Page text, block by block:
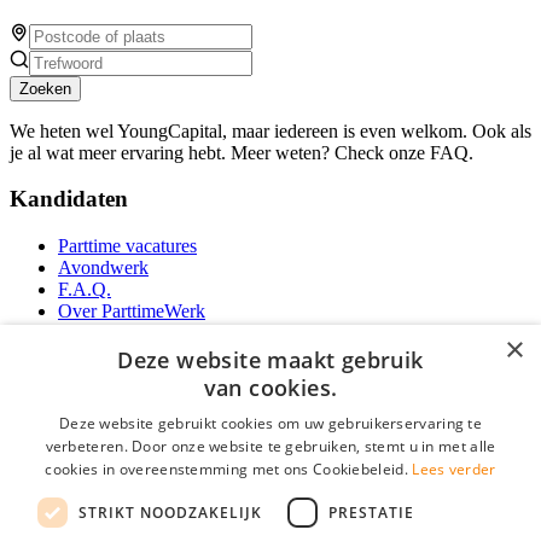
Zoeken
We heten wel YoungCapital, maar iedereen is even welkom. Ook als
je al wat meer ervaring hebt. Meer weten? Check onze FAQ.
Kandidaten
Parttime vacatures
Avondwerk
F.A.Q.
Over ParttimeWerk
YoungCapital Android App
Parttime personeel
Vacature aanmelden
Partners
×
Deze website maakt gebruik
van cookies.
Deze website gebruikt cookies om uw gebruikerservaring te
verbeteren. Door onze website te gebruiken, stemt u in met alle
cookies in overeenstemming met ons Cookiebeleid. Lees verder
STRIKT NOODZAKELIJK PRESTATIE